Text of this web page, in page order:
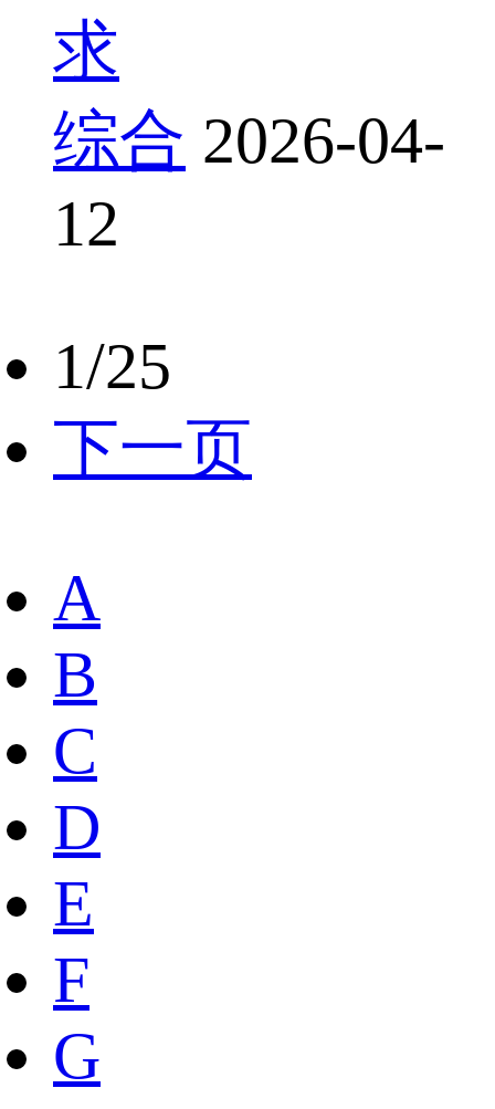
求
综合 2026-04-
12
1/25
下一页
A
B
C
D
E
F
G